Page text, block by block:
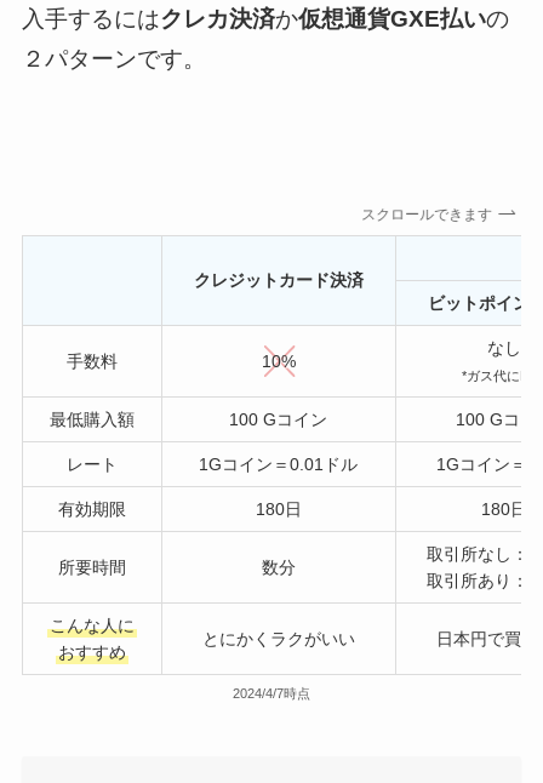
入手するにはクレカ決済か仮想通貨GXE払いの
２パターンです。
スクロールできます
クレジットカード決済
ビットポイン
手数料 10%
なし
*ガス代に
最低購入額 100 Gコイン 100 Gコイ
レート 1Gコイン＝0.01ドル 1Gコイン＝
有効期限 180日 180日
所要時間 数分
取引所なし：
取引所あり：
こんな人に
おすすめ
とにかくラクがいい 日本円で買い
2024/4/7時点